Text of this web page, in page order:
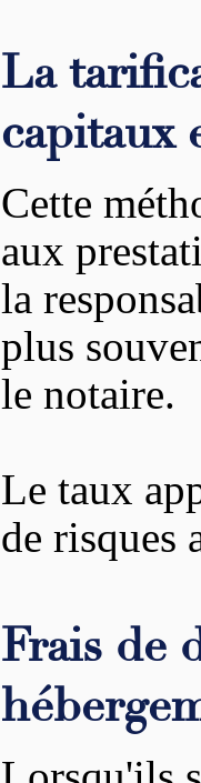
La
capitaux
Cette
aux
la
plus
le notaire.
Le taux
de risques
Frais de